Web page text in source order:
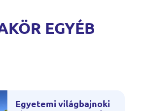
EGYÉB
Egyetemi világbajnoki